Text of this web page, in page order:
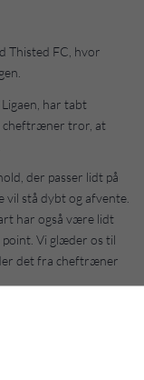
Thisted FC, hvor
har tabt
cheftræner tror, at
der passer lidt på
vil stå dybt og afvente.
har også være lidt
point. Vi glæder os til
det fra cheftræner
Nicolai Wael kan dog